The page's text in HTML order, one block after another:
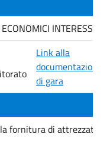
ECONOMICI
Link alla
documentazione
di gara
fornitura di